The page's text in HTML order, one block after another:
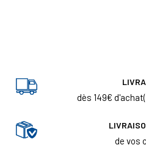
dès 149€
de vos